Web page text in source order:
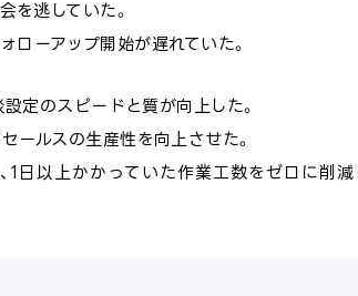
を逃していた。
ーアップ開始が遅れていた。
定のスピードと質が向上した。
ールスの生産性を向上させた。
日以上かかっていた作業工数をゼロに削減